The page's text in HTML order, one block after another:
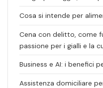
Cosa si intende per
Cena con delitto, come
passione per i gialli e la
Business e AI: i benefici
Assistenza domiciliare